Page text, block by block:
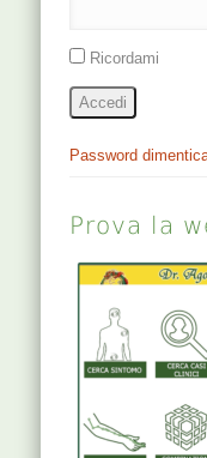
Ricordami
Accedi
Password
Prova la